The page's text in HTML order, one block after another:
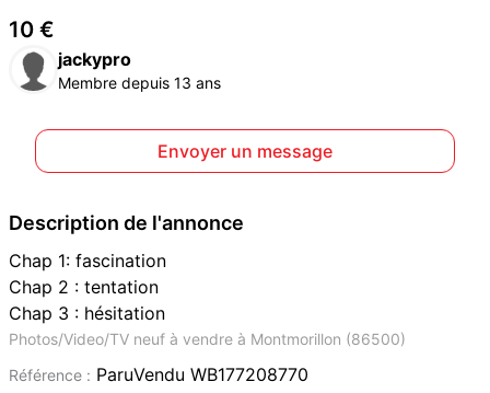
10 €
jackypro
Membre depuis 13 ans
Envoyer un message
Description de l'annonce
Chap 1: fascination
Chap 2 : tentation
Chap 3 : hésitation
Photos/Video/TV neuf à vendre à Montmorillon (86500)
Référence : ParuVendu WB177208770